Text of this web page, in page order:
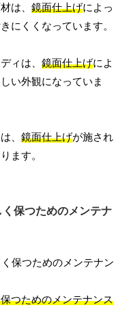
は、鏡面仕上げによっ
にくくなっています。
ィは、鏡面仕上げによ
い外観になっていま
、鏡面仕上げが施され
ます。
保つためのメンテナ
つためのメンテナンス